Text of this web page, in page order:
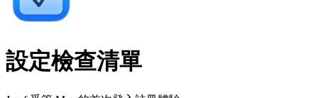
設定檢查清單